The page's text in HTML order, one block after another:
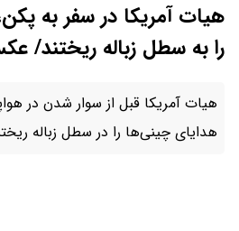
هیات آمریکا در سفر به
را به سطل زباله ریختند/
هیات آمریکا قبل از سوار شدن در
هدایای چینی‌ها را در سطل زباله